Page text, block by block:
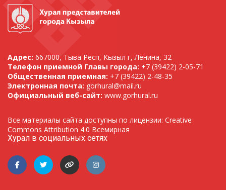
Адрес: 667000, Тыва Респ, Кызыл г, Ленина, 32
Телефон приемной Главы города: +7 (39422) 2-05-71
Общественная приемная: +7 (39422) 2-48-35
Электронная почта: gorhural@mail.ru
Официальный веб-сайт: www.gorhural.ru
Все материалы сайта доступны по лицензии: Creative
Commons Attribution 4.0 Всемирная
Хурал в социальных сетях